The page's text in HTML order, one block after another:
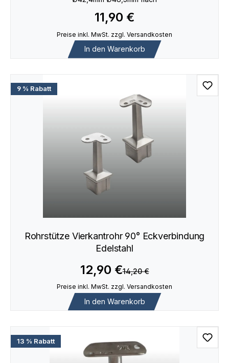
11,90 €
Preise inkl. MwSt. zzgl. Versandkosten
In den Warenkorb
9 % Rabatt
Rohrstütze Vierkantrohr 90° Eckverbindung
Edelstahl
12,90 €14,20 €
Preise inkl. MwSt. zzgl. Versandkosten
In den Warenkorb
13 % Rabatt